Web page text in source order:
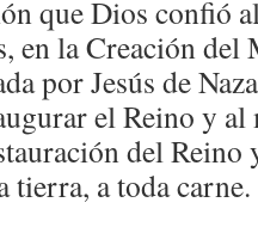
que Dios confió
en la Creación del
por Jesús de
el Reino y
del
tierra, a toda carne.